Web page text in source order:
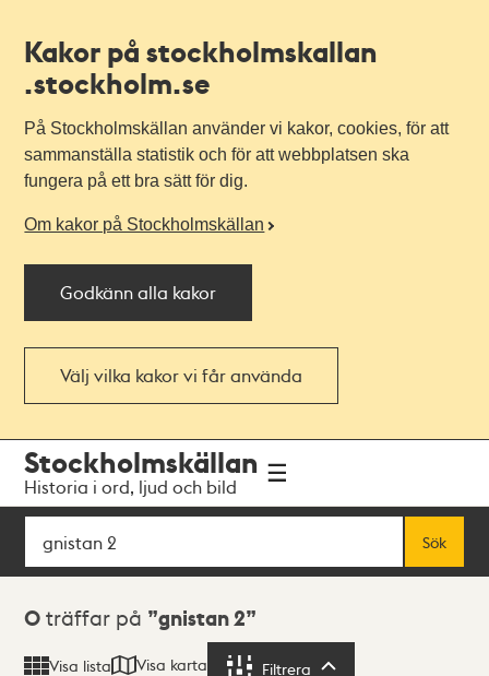
Kakor på stockholmskallan
.stockholm.se
På Stockholmskällan använder vi kakor, cookies, för att
sammanställa statistik och för att webbplatsen ska
fungera på ett bra sätt för dig.
Om kakor på Stockholmskällan
Godkänn alla kakor
Välj vilka kakor vi får använda
navigationen
huvudinnehållet
Stockholmskällan
Historia i ord, ljud och bild
Sök
Sök
Sökresultat
0 träffar på gnistan 2
Visa lista Visa karta Filtrera